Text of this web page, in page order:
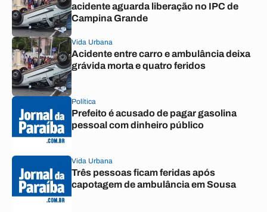
acidente aguarda liberação no IPC de
Campina Grande
Vida Urbana
Acidente entre carro e ambulância deixa
grávida morta e quatro feridos
Política
Prefeito é acusado de pagar gasolina
pessoal com dinheiro público
Vida Urbana
Três pessoas ficam feridas após
capotagem de ambulância em Sousa